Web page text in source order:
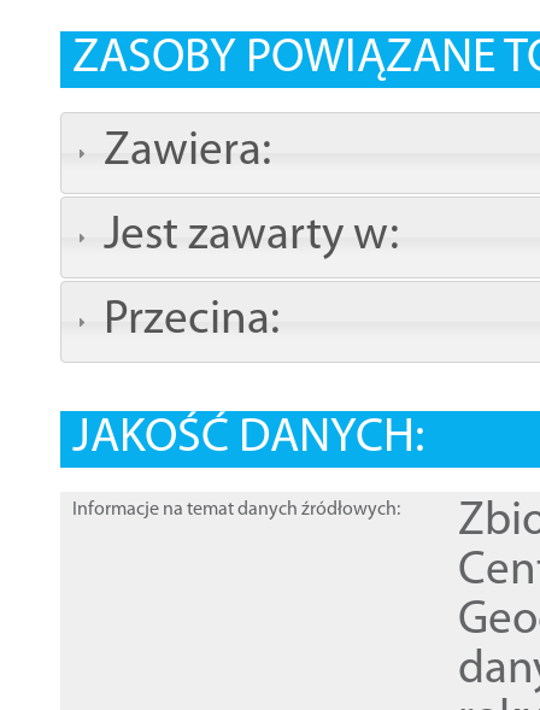
ZASOBY POWIĄZANE
Zawiera:
Jest zawarty w:
Przecina:
JAKOŚĆ DANYCH:
Informacje na temat danych źródłowych: